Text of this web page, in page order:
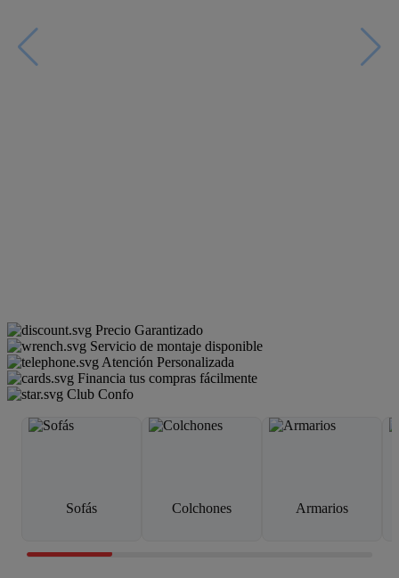
Precio Garantizado
Servicio de montaje disponible
Atención Personalizada
Financia tus compras fácilmente
Club Confo
Sofás Colchones Armarios